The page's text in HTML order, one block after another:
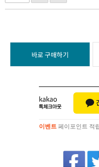
바로 구매하기
이벤트 페이포인트 적